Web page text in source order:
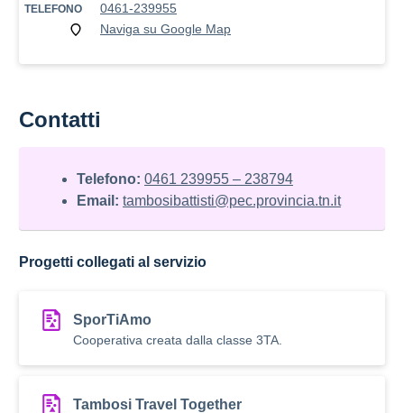
TELEFONO
0461-239955
Naviga su Google Map
Contatti
Telefono: 0461 239955 – 238794
Email: tambosibattisti@pec.provincia.tn.it
Progetti collegati al servizio
SporTiAmo
Cooperativa creata dalla classe 3TA.
Tambosi Travel Together